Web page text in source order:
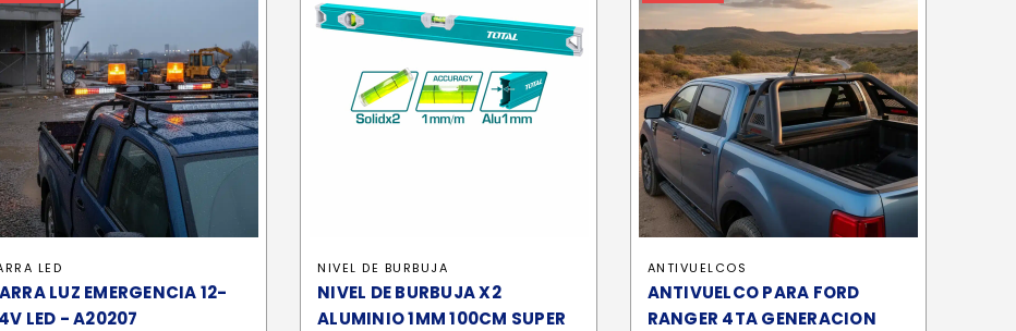
LED
LUZ EMERGENCIA 12-
LED - A20207
NIVEL DE BURBUJA
NIVEL DE BURBUJA X2
ALUMINIO 1MM 100CM SUPER
ANTIVUELCOS
ANTIVUELCO PARA FORD
RANGER 4TA GENERACION